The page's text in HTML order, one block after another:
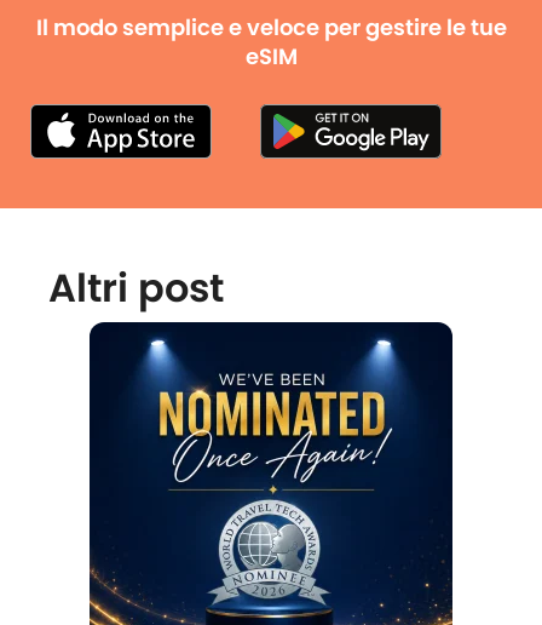
Il modo semplice e veloce per gestire le tue
eSIM
Altri post